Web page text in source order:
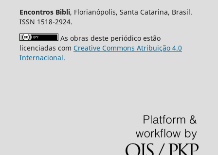
Encontros Bibli, Florianópolis, Santa Catarina, Brasil.
ISSN 1518-2924.
As obras deste periódico estão
licenciadas com Creative Commons Atribuição 4.0
Internacional.